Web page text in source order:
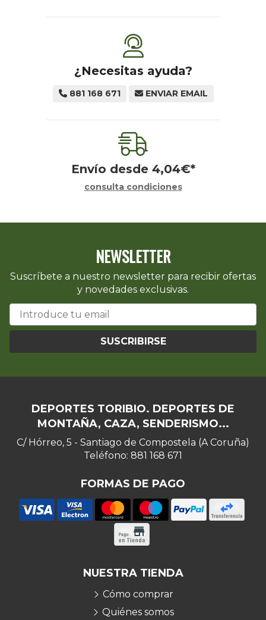
¿Necesitas ayuda?
881 168 671 ENVIAR EMAIL
Envío desde 4,04€*
consulta condiciones
NEWSLETTER
Suscríbete a nuestro newsletter para recibir ofertas
y novedades exclusivas.
SUSCRIBIRSE
DEPORTES TORIBIO. DEPORTES DE
MONTAÑA, CAZA, SENDERISMO...
C/ Hórreo, 5 - Santiago de Compostela (A Coruña)
Teléfono: 881 168 671
FORMAS DE PAGO
NUESTRA TIENDA
Cómo comprar
Quiénes somos